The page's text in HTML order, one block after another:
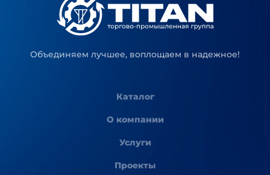
Объединяем лучшее, воплощаем в надежное!
Каталог
О компании
Услуги
Проекты